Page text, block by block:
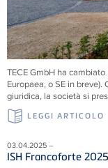
TECEGmbH ha
Europaea, o SE in
giuridica, la società si
LEGGI ARTICOLO
03.04.2025 –
ISH Francoforte